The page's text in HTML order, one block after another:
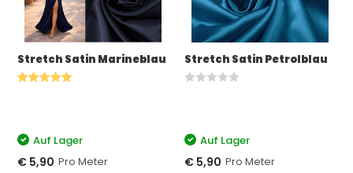
Stretch Satin Marineblau
Auf Lager
€ 5,90 Pro Meter
Stretch Satin Petrolblau
Auf Lager
€ 5,90 Pro Meter